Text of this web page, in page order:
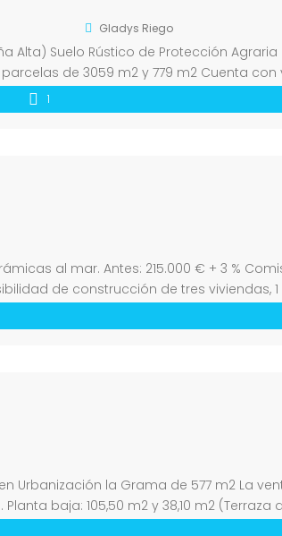
Gladys Riego
Alta) Suelo Rústico de Protección
de 3059 m2 y 779 m2 Cuenta
1
al mar. Antes: 215.000 € + 3 %
de construcción de tres viviendas,
Urbanización la Grama de 577 m2 La
baja: 105,50 m2 y 38,10 m2